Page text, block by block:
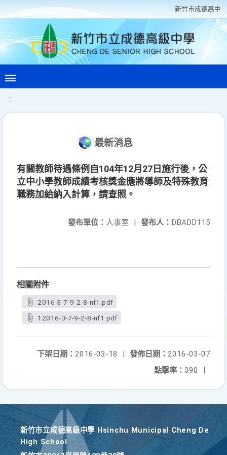
新竹巿成德高中
:::
最新消息
有關教師待遇條例自104年12月27日施行後，公
立中小學教師成績考核獎金應將導師及特殊教育
職務加給納入計算，請查照。
發布人： DBADD115
發布單位： 人事室 |
相關附件
2016-3-7-9-2-8-nf1.pdf
12016-3-7-9-2-8-nf1.pdf
發佈日期： 2016-03-07
下架日期： 2016-03-18
|
點擊率： 390 |
新竹巿立成德高級中學 Hsinchu Municipal Cheng De
High School